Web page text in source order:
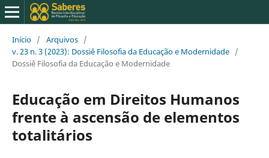
Início / Arquivos /
v. 23 n. 3 (2023): Dossiê Filosofia da Educação e Modernidade /
Dossiê Filosofia da Educação e Modernidade
Educação em Direitos Humanos
frente à ascensão de elementos
totalitários